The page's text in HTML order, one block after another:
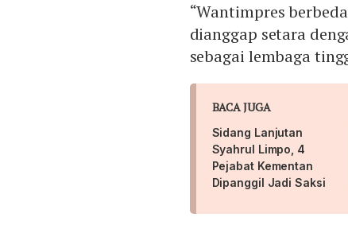
“Wantimpres
dianggap setara
sebagai lembaga
BACA JUGA
Sidang Lanjutan
Syahrul Limpo, 4
Pejabat Kementan
Dipanggil Jadi Saksi